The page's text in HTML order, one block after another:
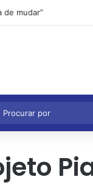
Lateral